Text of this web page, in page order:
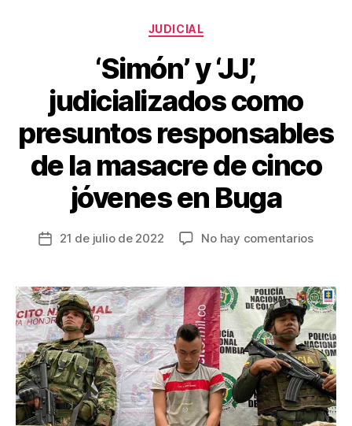
Categorías
JUDICIAL
‘Simón’ y ‘JJ’,
judicializados como
presuntos responsables
de la masacre de cinco
jóvenes en Buga
Fecha
entrada
21 de julio de 2022 No hay comentariosen
‘JJ’,
como
de
la